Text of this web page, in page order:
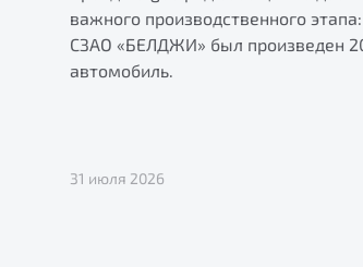
важного производственного
СЗАО «БЕЛДЖИ» был произведен
автомобиль.
31 июля 2026